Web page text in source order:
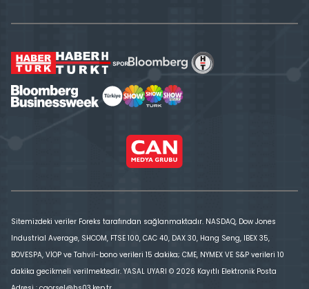
Sitemizdeki veriler Foreks tarafından sağlanmaktadır. NASDAQ, Dow Jones
Industrial Average, SHCOM, FTSE 100, CAC 40, DAX 30, Hang Seng, IBEX 35,
BOVESPA, VİOP ve Tahvil-bono verileri 15 dakika; CME, NYMEX VE S&P verileri 10
dakika gecikmeli verilmektedir. YASAL UYARI © 2026 Kayıtlı Elektronik Posta